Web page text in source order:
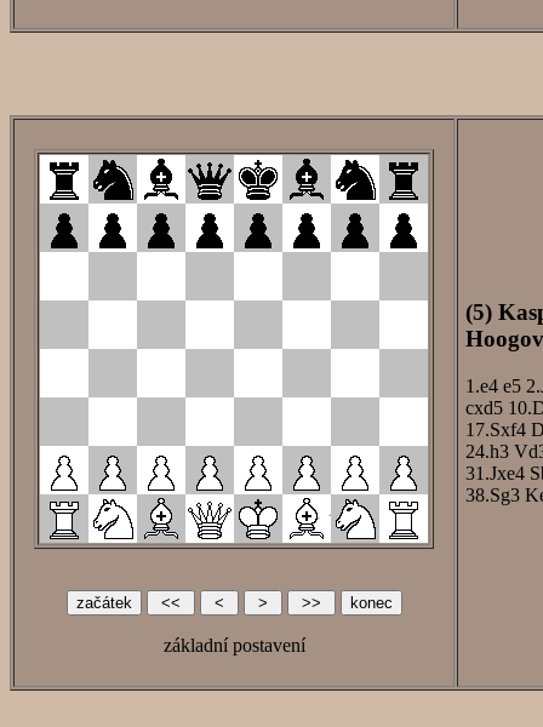
základní postavení
(5)
1.e4 e5
cxd5
17.Sxf4
24.h3
31.Jxe4
38.Sg3